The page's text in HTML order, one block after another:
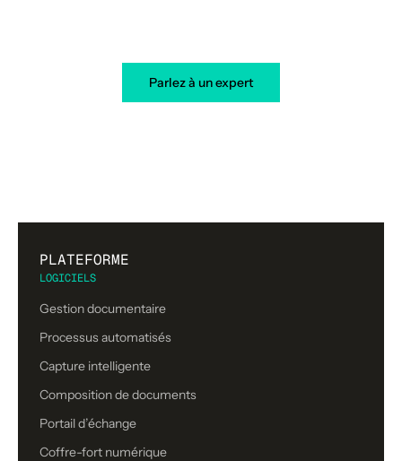
Parlez à un expert
PLATEFORME
LOGICIELS
Gestion documentaire
Processus automatisés
Capture intelligente
Composition de documents
Portail d’échange
Coffre-fort numérique